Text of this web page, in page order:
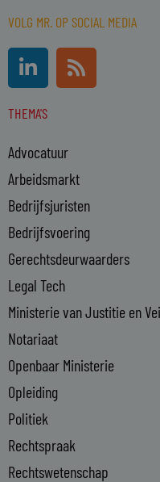
VOLG MR. OP SOCIAL MEDIA
L
i
n
k
d
i
n
-
i
n
R
s
s
THEMA'S
Advocatuur
Arbeidsmarkt
Bedrijfsjuristen
Bedrijfsvoering
Gerechtsdeurwaarders
Legal Tech
Ministerie van Justitie en
Notariaat
Openbaar Ministerie
Opleiding
Politiek
Rechtspraak
Rechtswetenschap